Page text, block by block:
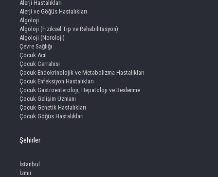
Alerji Hastalıkları
Alerji ve Göğüs Hastalıkları
Algoloji
Algoloji (Fiziksel Tıp ve Rehabilitasyon)
Algoloji (Noroloji)
Çevre Sağlığı
Çocuk Acil
Çocuk Cerrahisi
Çocuk Endokrinolojik ve Metabolizma Hastalıkları
Çocuk Enfeksiyon Hastalıkları
Çocuk Gastroenteroloji, Hepatoloji ve Beslenme
Çocuk Gelişim Uzmanı
Çocuk Genetik Hastalıkları
Çocuk Göğüs Hastalıkları
Şehirler
İstanbul
İzmir